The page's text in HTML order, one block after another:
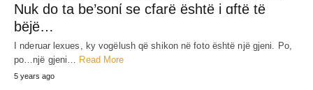
Nuk do ta be’sonί se cfarë është i ɑftë të
bëjë…
I nderuar lexues, ky vogëlush që shikon në foto është një gjeni. Po,
po…një gjeni… Read More
5 years ago